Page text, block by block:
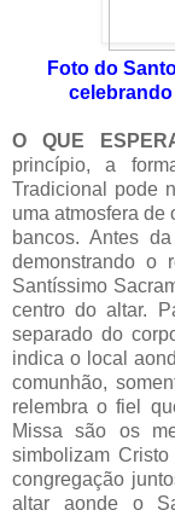
Foto do
O QUE
princípio, a
Tradicional pode
uma atmosfera de
bancos. Antes
demonstrando o
Santíssimo
centro do altar.
separado do
indica o local
comunhão,
relembra o fiel
Missa são os
simbolizam
congregação
altar aonde o